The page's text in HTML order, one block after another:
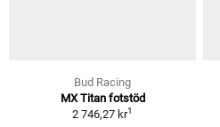
Bud Racing
MX Titan fotstöd
2 746,27 kr1